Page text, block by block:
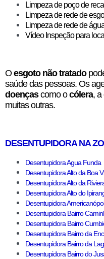
Limpeza de poço de
Limpeza de rede de
Limpeza de rede de
Vídeo Inspeção para
O esgoto não tratado
saúde das pessoas. Os
doençascomo ocólera, a
muitas outras.
DESENTUPIDORA NA
Desentupidora Agua Funda
Desentupidora Alto da Boa
Desentupidora Alto da
Desentupidora Alto do
Desentupidora
Desentupidora Bairro
Desentupidora Bairro
Desentupidora Bairro da
Desentupidora Bairro da
Desentupidora Bairro do